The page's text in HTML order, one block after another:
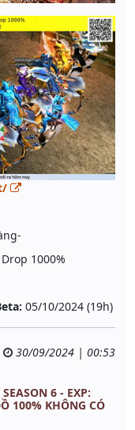
1000%
05/10/2024 (19h)
30/09/2024 | 00:53
6 - EXP:
100% KHÔNG CÓ